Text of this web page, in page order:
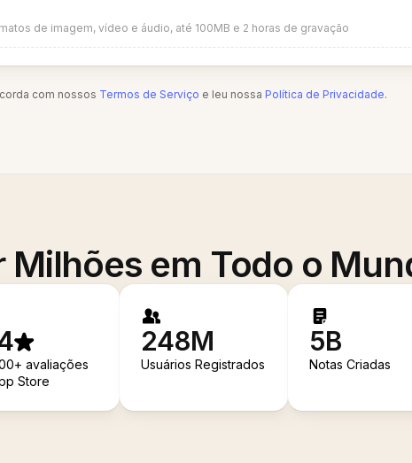
de imagem, vídeo e áudio, até 100MB e 2 horas de gravação
com nossos Termos de Serviço e leu nossa Política de Privacidade.
Milhões em Todo o
avaliações
Store
248M
Usuários Registrados
5B
Notas Criadas